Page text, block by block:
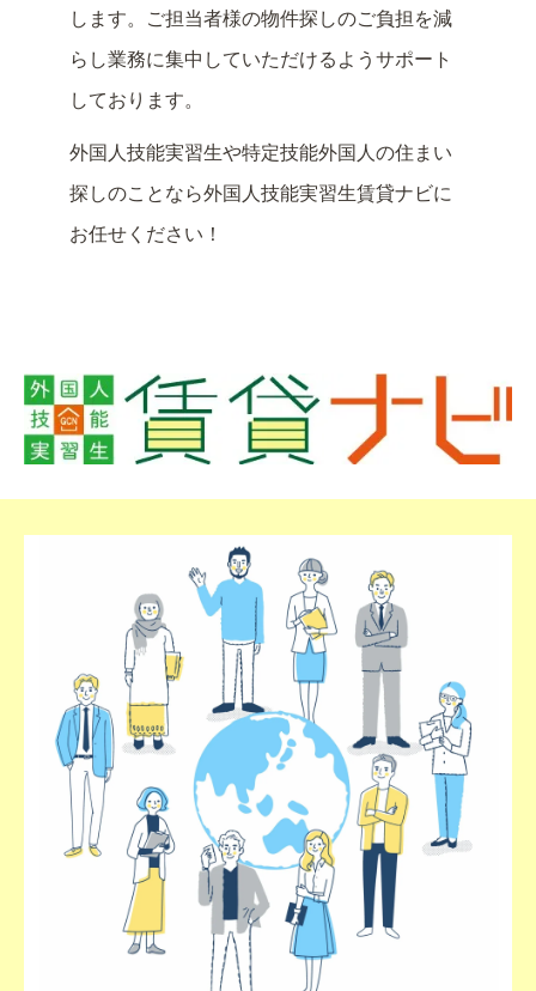
します。ご担当者様の物件探しのご負担を減
らし業務に集中していただけるようサポート
しております。
外国人技能実習生や特定技能外国人の住まい
探しのことなら外国人技能実習生賃貸ナビに
お任せください！